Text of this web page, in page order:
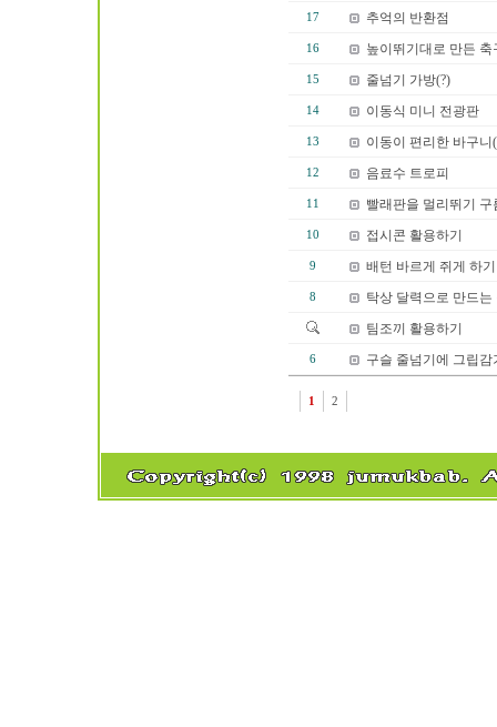
17 추억의 반환점
16 높이뛰기대로 만든 축
15 줄넘기 가방(?)
14 이동식 미니 전광판
13 이동이 편리한 바구니
12 음료수 트로피
11 빨래판을 멀리뛰기 구
10 접시콘 활용하기
9 배턴 바르게 쥐게 하기
8
탁상 달력으로 만드는
팀조끼 활용하기
6 구슬 줄넘기에 그립감
1 2